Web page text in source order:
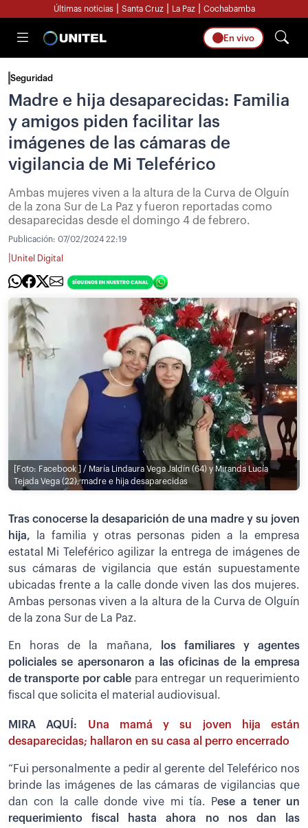
Últimas noticias Santa Cruz La Paz Cochabamba
En vivo
Seguridad
Madre e hija desaparecidas: Familia
y amigos piden facilitar las
imágenes de las cámaras de
vigilancia de Mi Teleférico
Ambas mujeres viven a la altura de la Curva de Olguín
de la zona Sur de La Paz y fueron reportadas como
desaparecidas desde el domingo 4 de febrero.
Publicación: 07/02/2024 22:19
Unitel Digital
[Foto: Facebook ] / María Lindaura Vega Jaldín (64) y Miranda Lucía
Tejada Vega (22), madre e hija desaparecidas
Tras conocerse la desaparición de una madre y su joven
hija, la familia y otras personas piden a la empresa
estatal Mi Teleférico agilizar la entrega de imágenes de
sus cámaras de vigilancia que están supuestamente
ubicadas frente a la calle donde viven las dos mujeres.
Ambas personas viven a la altura de la Curva de Olguín
de la zona Sur de La Paz.
En horas de la mañana, los familiares y agentes
policiales se apersonaron a las oficinas de la empresa
de transporte por cable para entregar un requerimiento
fiscal que solicita el material audiovisual.
MIRA AQUÍ: Una mamá y su joven hija están
desaparecidas; hallaron en su casa al perro encerrado
“Fui personalmente a pedir al gerente del Teleférico nos
brinde las imágenes de las cámaras de vigilancias que
dan con la calle donde vive mi tía. Pese a tener un
requerimiento fiscal hasta ahora no nos dan las